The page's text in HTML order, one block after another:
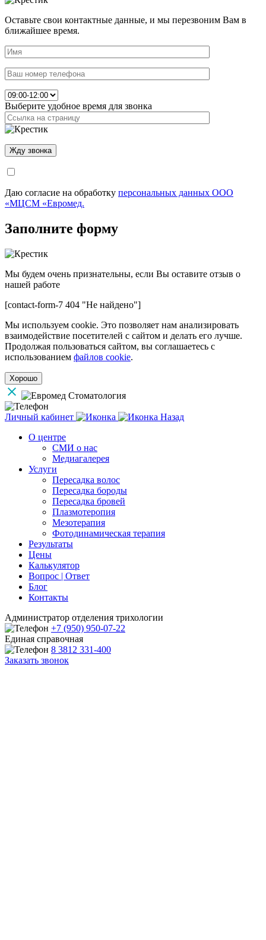
Оставьте свои контактные данные, и мы перезвоним Вам в
ближайшее время.
Выберите удобное время для звонка
Даю согласие на обработку персональных данных ООО
«МЦСМ «Евромед.
Заполните форму
Мы будем очень признательны, если Вы оставите отзыв о
нашей работе
[contact-form-7 404 "Не найдено"]
Мы используем cookie. Это позволяет нам анализировать
взаимодействие посетителей с сайтом и делать его лучше.
Продолжая пользоваться сайтом, вы соглашаетесь с
использованием файлов cookie.
Хорошо
Личный кабинет
Назад
О центре
СМИ о нас
Медиагалерея
Услуги
Пересадка волос
Пересадка бороды
Пересадка бровей
Плазмотеропия
Мезотерапия
Фотодинамическая терапия
Результаты
Цены
Калькулятор
Вопрос | Ответ
Блог
Контакты
Администратор отделения трихологии
+7 (950) 950-07-22
Единая справочная
8 3812 331-400
Заказать звонок